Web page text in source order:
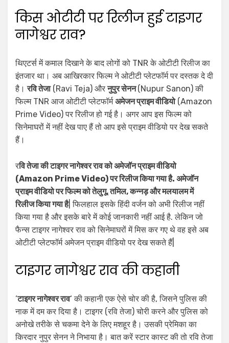
किस ओटीटी पर रिलीज हुई टाइगर
नागेश्वर राव?
थिएटर्स में कमाल दिखाने के बाद लोगों को TNR के ओटीटी रिलीज का
इंतजार था। अब आखिरकार फिल्म ने ओटीटी प्लेटफॉर्म पर दस्तक दे दी
है।रवि तेजा(Ravi Teja) औरनुपुर सेनन(Nupur Sanon) की
फिल्म TNR आज ओटीटी प्लेटफॉर्मअमेजन प्राइम वीडियो(Amazon
Prime Video) पर रिलीज हो गई है। अगर आप इस फिल्म को
सिनेमाघरों में नहीं देख पाए हैं तो आप इसे प्राइम वीडियो पर देख सकते
हैं।
रवि तेजा की टाइगर नागेश्वर राव को अमेजॉन प्राइम वीडियो
(Amazon Prime Video) पर रिलीज किया गया है. अमेजॉन
प्राइम वीडियो पर फिल्म को तेलुगू, तमिल, कन्नड़ और मलयालम में
रिलीज किया गया है| फिलहाल इसके हिंदी वर्जन को अभी रिलीज नहीं
किया गया है और इसके बारे में कोई जानकारी नहीं आई है. लेकिन जो
फैन्स टाइगर नागेश्वर राव को सिनेमाघरों में मिस कर गए थे वह इसे अब
ओटीटी प्लेटफॉर्म अमेजन प्राइम वीडियो पर देख सकते हैं|
टाइगर नागेश्वर राव की कहानी
‘टाइगर नागेश्वर राव‘ की कहानी एक ऐसे चोर की है, जिसने पुलिस की
नाक में दम कर दिया है। टाइगर (रवि तेजा) चोरी करने और पुलिस को
अनोखे तरीके से चकमा देने के लिए मशहूर है। उसकी प्रेमिका का
किरदार नुपुर सेनन ने निभाया है। बात करें स्टार कास्ट की तो रवि तेजा